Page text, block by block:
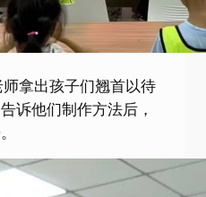
拿出孩子们翘首以待
诉他们制作方法后，